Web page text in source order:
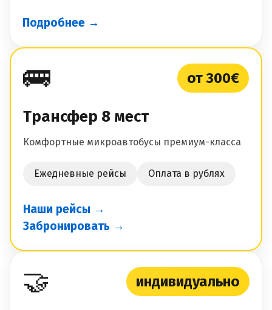
Подробнее →
🚌 от 300€
Трансфер 8 мест
Комфортные микроавтобусы премиум-класса
Ежедневные рейсы Оплата в рублях
Наши рейсы →
Забронировать →
🤝 индивидуально